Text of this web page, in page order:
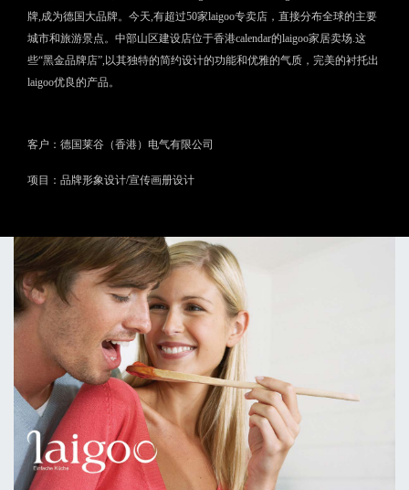
牌,成为德国大品牌。今天,有超过50家laigoo专卖店，直接分布全球的主要
城市和旅游景点。中部山区建设店位于香港calendar的laigoo家居卖场.这
些“黑金品牌店”,以其独特的简约设计的功能和优雅的气质，完美的衬托出
laigoo优良的产品。
客户：德国莱谷（香港）电气有限公司
项目：品牌形象设计/宣传画册设计